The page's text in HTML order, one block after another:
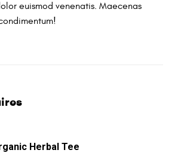
euismod venenatis. Maecenas
Herbal Tee